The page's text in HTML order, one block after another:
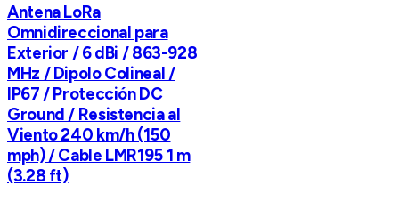
Antena LoRa
Omnidireccional para
Exterior / 6 dBi / 863-928
MHz / Dipolo Colineal /
IP67 / Protección DC
Ground / Resistencia al
Viento 240 km/h (150
mph) / Cable LMR195 1 m
(3.28 ft)